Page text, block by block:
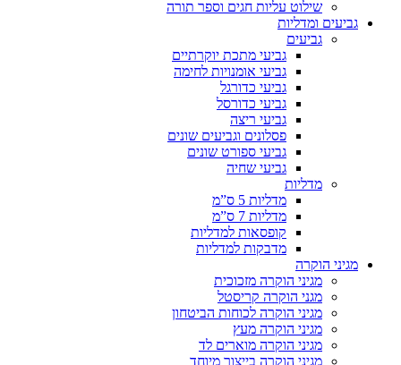
שילוט עליות חגים וספר תורה
גביעים ומדליות
גביעים
גביעי מתכת יוקרתיים
גביעי אומנויות לחימה
גביעי כדורגל
גביעי כדורסל
גביעי ריצה
פסלונים וגביעים שונים
גביעי ספורט שונים
גביעי שחיה
מדליות
מדליות 5 ס”מ
מדליות 7 ס”מ
קופסאות למדליות
מדבקות למדליות
מגיני הוקרה
מגיני הוקרה מזכוכית
מגני הוקרה קריסטל
מגיני הוקרה לכוחות הביטחון
מגיני הוקרה מעץ
מגיני הוקרה מוארים לד
מגיני הוקרה בייצור מיוחד